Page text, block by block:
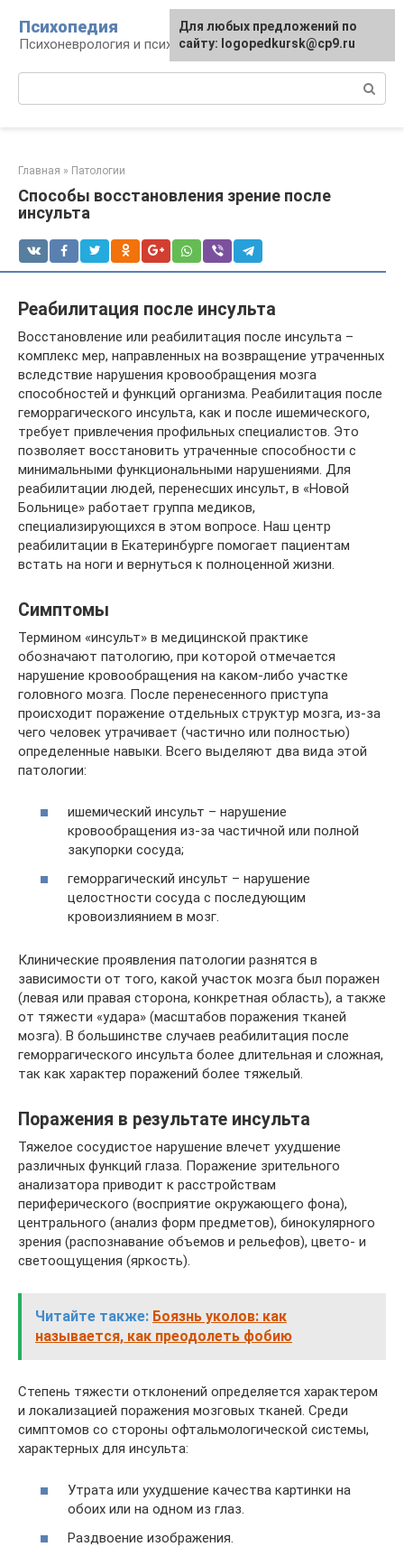
контенту
Психопедия
Психоневрология и психиатрия
Главная » Патологии
Способы восстановления зрение после
инсульта
Реабилитация после инсульта
Восстановление или реабилитация после инсульта –
комплекс мер, направленных на возвращение утраченных
вследствие нарушения кровообращения мозга
способностей и функций организма. Реабилитация после
геморрагического инсульта, как и после ишемического,
требует привлечения профильных специалистов. Это
позволяет восстановить утраченные способности с
минимальными функциональными нарушениями. Для
реабилитации людей, перенесших инсульт, в «Новой
Больнице» работает группа медиков,
специализирующихся в этом вопросе. Наш центр
реабилитации в Екатеринбурге помогает пациентам
встать на ноги и вернуться к полноценной жизни.
Симптомы
Термином «инсульт» в медицинской практике
обозначают патологию, при которой отмечается
нарушение кровообращения на каком-либо участке
головного мозга. После перенесенного приступа
происходит поражение отдельных структур мозга, из-за
чего человек утрачивает (частично или полностью)
определенные навыки. Всего выделяют два вида этой
патологии:
ишемический инсульт – нарушение
кровообращения из-за частичной или полной
закупорки сосуда;
геморрагический инсульт – нарушение
целостности сосуда с последующим
кровоизлиянием в мозг.
Клинические проявления патологии разнятся в
зависимости от того, какой участок мозга был поражен
(левая или правая сторона, конкретная область), а также
от тяжести «удара» (масштабов поражения тканей
мозга). В большинстве случаев реабилитация после
геморрагического инсульта более длительная и сложная,
так как характер поражений более тяжелый.
Поражения в результате инсульта
Тяжелое сосудистое нарушение влечет ухудшение
различных функций глаза. Поражение зрительного
анализатора приводит к расстройствам
периферического (восприятие окружающего фона),
центрального (анализ форм предметов), бинокулярного
зрения (распознавание объемов и рельефов), цвето- и
светоощущения (яркость).
Читайте также: Боязнь уколов: как
называется, как преодолеть фобию
Степень тяжести отклонений определяется характером
и локализацией поражения мозговых тканей. Среди
симптомов со стороны офтальмологической системы,
характерных для инсульта:
Утрата или ухудшение качества картинки на
обоих или на одном из глаз.
Раздвоение изображения.
Для любых предложений по
сайту: logopedkursk@cp9.ru